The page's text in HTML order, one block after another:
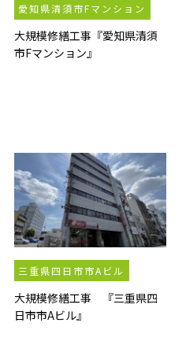
愛知県清須市Fマンション
大規模修繕工事『愛知県清須
市Fマンション』
三重県四日市市Aビル
大規模修繕工事 『三重県四
日市市Aビル』